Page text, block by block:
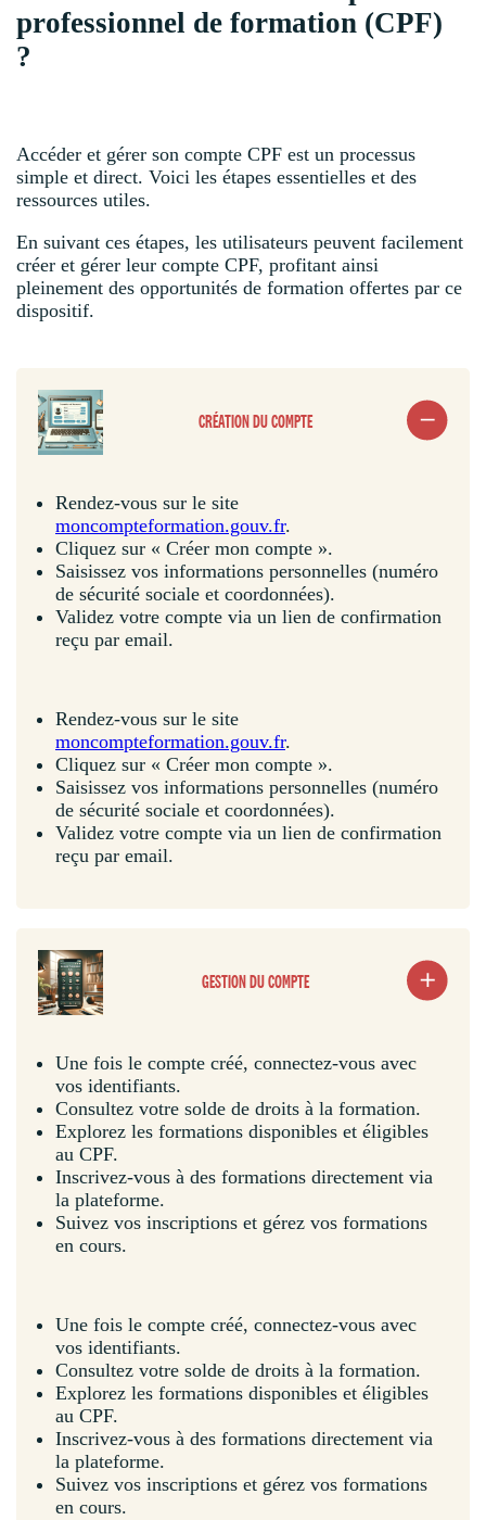
professionnel de formation (CPF)
?
Accéder et gérer son compte CPF est un processus
simple et direct. Voici les étapes essentielles et des
ressources utiles.
En suivant ces étapes, les utilisateurs peuvent facilement
créer et gérer leur compte CPF, profitant ainsi
pleinement des opportunités de formation offertes par ce
dispositif.
CRÉATION DU COMPTE
Rendez-vous sur le site
moncompteformation.gouv.fr.
Cliquez sur « Créer mon compte ».
Saisissez vos informations personnelles (numéro
de sécurité sociale et coordonnées).
Validez votre compte via un lien de confirmation
reçu par email.
Rendez-vous sur le site
moncompteformation.gouv.fr.
Cliquez sur « Créer mon compte ».
Saisissez vos informations personnelles (numéro
de sécurité sociale et coordonnées).
Validez votre compte via un lien de confirmation
reçu par email.
GESTION DU COMPTE
Une fois le compte créé, connectez-vous avec
vos identifiants.
Consultez votre solde de droits à la formation.
Explorez les formations disponibles et éligibles
au CPF.
Inscrivez-vous à des formations directement via
la plateforme.
Suivez vos inscriptions et gérez vos formations
en cours.
Une fois le compte créé, connectez-vous avec
vos identifiants.
Consultez votre solde de droits à la formation.
Explorez les formations disponibles et éligibles
au CPF.
Inscrivez-vous à des formations directement via
la plateforme.
Suivez vos inscriptions et gérez vos formations
en cours.